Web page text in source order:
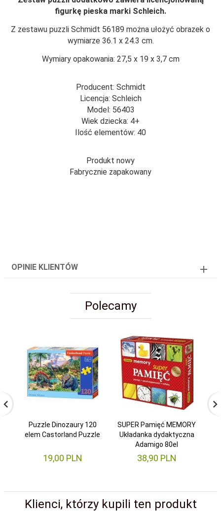
figurkę pieska marki Schleich.
Z zestawu puzzli Schmidt 56189 można ułożyć obrazek o
wymiarze 36.1 x 24.3 cm.
Wymiary opakowania: 27,5 x 19 x 3,7 cm
Producent: Schmidt
Licencja: Schleich
Model: 56403
Wiek dziecka: 4+
Ilość elementów: 40
Produkt nowy
Fabrycznie zapakowany
OPINIE KLIENTÓW
Polecamy
Puzzle Dinozaury 120
elem Castorland Puzzle
19,00 PLN
SUPER Pamięć MEMORY
Układanka dydaktyczna
Adamigo 80el
38,90 PLN
Klienci, którzy kupili ten produkt